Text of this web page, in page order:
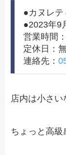
●カヌレテ
●2023年9
営業時間
定休日：
連絡先：
店内は小さい
ちょっと高級